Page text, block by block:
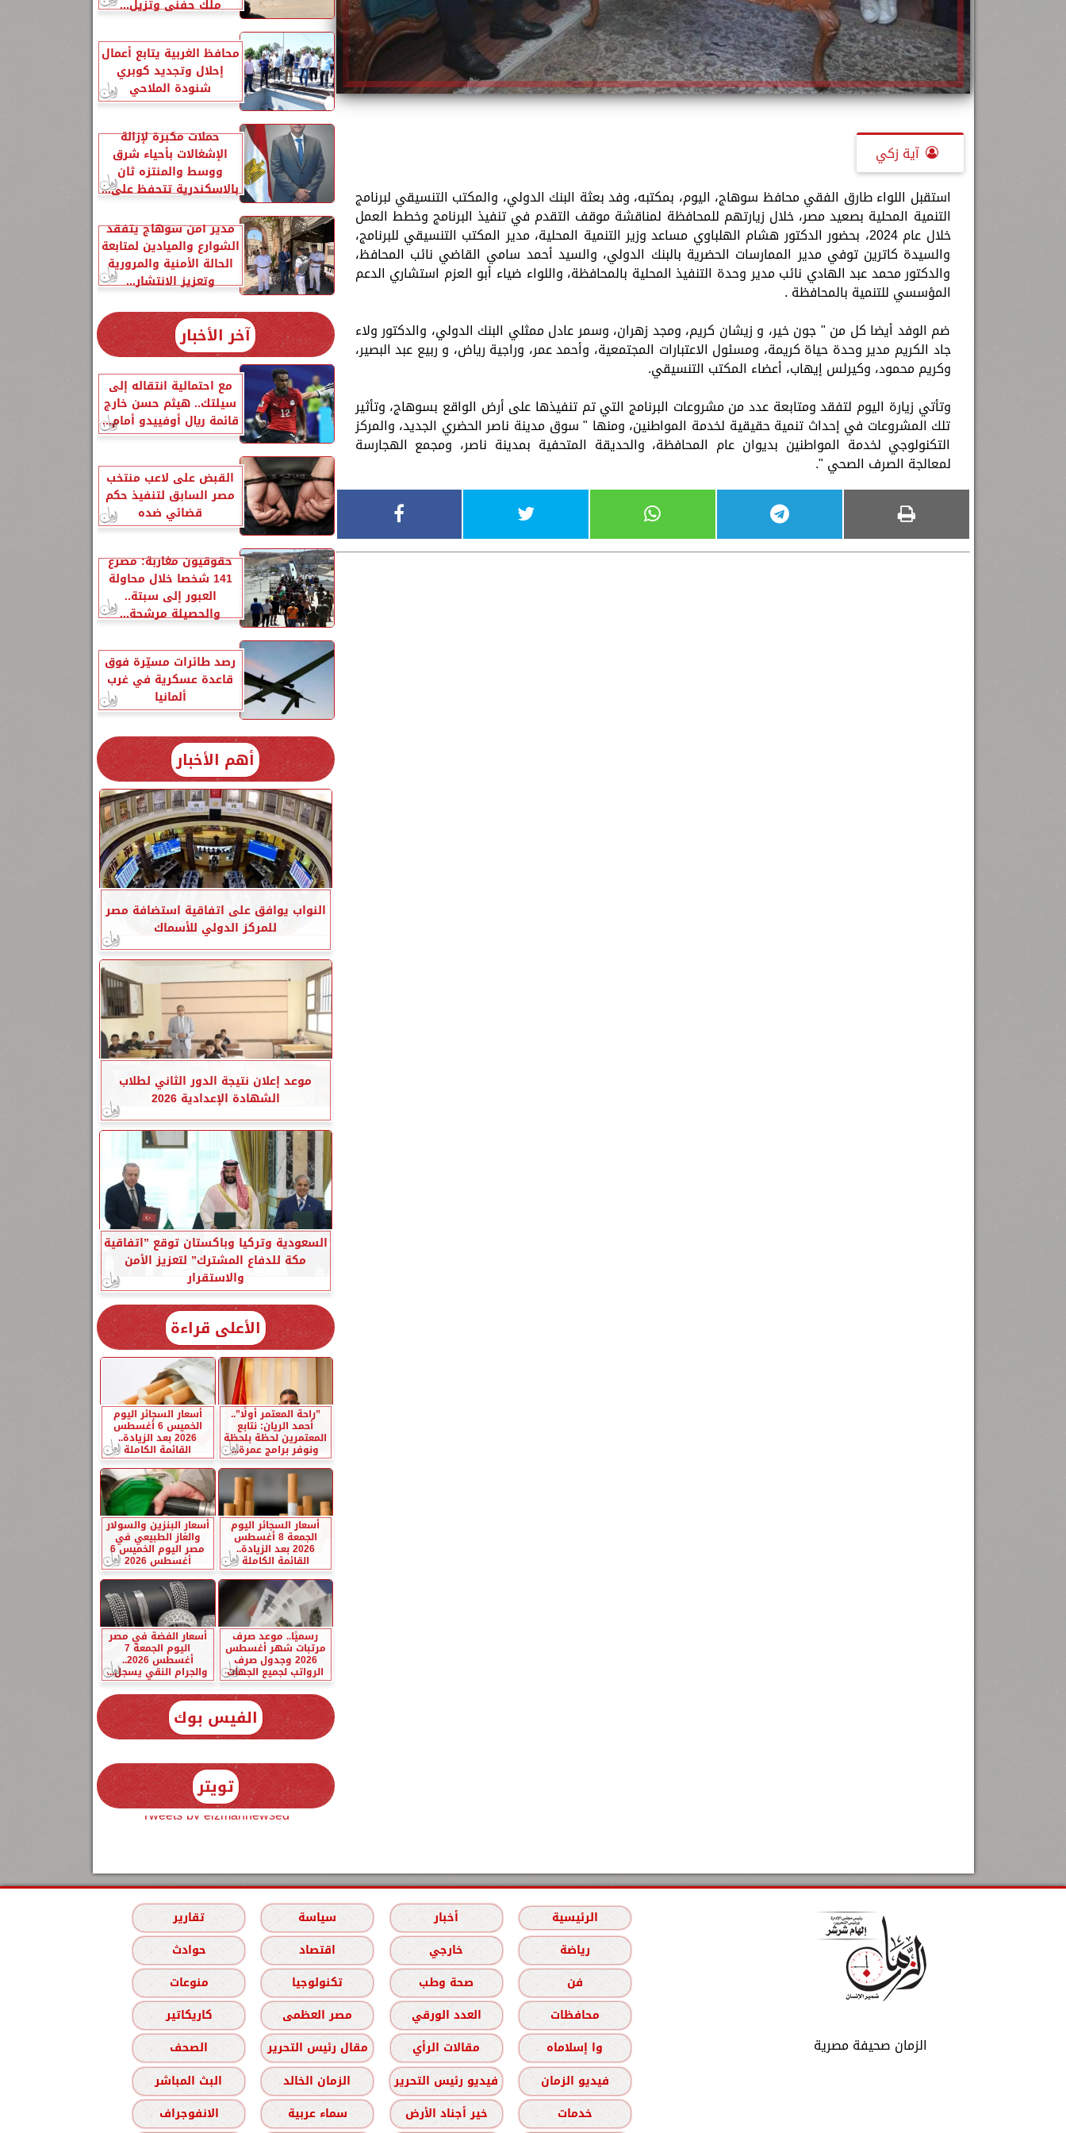
آية زكي
استقبل اللواء طارق الفقي محافظ سوهاج، اليوم، بمكتبه، وفد بعثة البنك الدولي، والمكتب التنسيقي لبرنامج
التنمية المحلية بصعيد مصر، خلال زيارتهم للمحافظة لمناقشة موقف التقدم في تنفيذ البرنامج وخطط العمل
خلال عام 2024، بحضور الدكتور هشام الهلباوي مساعد وزير التنمية المحلية، مدير المكتب التنسيقي للبرنامج،
والسيدة كاترين توفي مدير الممارسات الحضرية بالبنك الدولي، والسيد أحمد سامي القاضي نائب المحافظ،
والدكتور محمد عبد الهادي نائب مدير وحدة التنفيذ المحلية بالمحافظة، واللواء ضياء أبو العزم استشاري الدعم
المؤسسي للتنمية بالمحافظة .
ضم الوفد أيضا كل من " جون خير، و زيشان كريم، ومجد زهران، وسمر عادل ممثلي البنك الدولي، والدكتور ولاء
جاد الكريم مدير وحدة حياة كريمة، ومسئول الاعتبارات المجتمعية، وأحمد عمر، وراجية رياض، و ربيع عبد البصير،
وكريم محمود، وكيرلس إيهاب، أعضاء المكتب التنسيقي.
وتأتي زيارة اليوم لتفقد ومتابعة عدد من مشروعات البرنامج التي تم تنفيذها على أرض الواقع بسوهاج، وتأثير
تلك المشروعات في إحداث تنمية حقيقية لخدمة المواطنين، ومنها " سوق مدينة ناصر الحضري الجديد، والمركز
التكنولوجي لخدمة المواطنين بديوان عام المحافظة، والحديقة المتحفية بمدينة ناصر، ومجمع الهجارسة
لمعالجة الصرف الصحي ".
ملك حفني وتزيل...
محافظ الغربية يتابع أعمال
إحلال وتجديد كوبري
شنودة الملاحي
حملات مكبرة لإزالة
الإشغالات بأحياء شرق
ووسط والمنتزه ثان
بالاسكندرية تتحفظ على...
مدير أمن سوهاج يتفقد
الشوارع والميادين لمتابعة
الحالة الأمنية والمرورية
وتعزيز الانتشار...
آخر الأخبار
مع احتمالية انتقاله إلى
سيلتك.. هيثم حسن خارج
قائمة ريال أوفييدو أمام...
القبض على لاعب منتخب
مصر السابق لتنفيذ حكم
قضائي ضده
حقوقيون مغاربة: مصرع
141 شخصا خلال محاولة
العبور إلى سبتة..
والحصيلة مرشحة...
رصد طائرات مسيّرة فوق
قاعدة عسكرية في غرب
ألمانيا
أهم الأخبار
النواب يوافق على اتفاقية استضافة مصر
للمركز الدولي للأسماك
موعد إعلان نتيجة الدور الثاني لطلاب
الشهادة الإعدادية 2026
السعودية وتركيا وباكستان توقع ”اتفاقية
مكة للدفاع المشترك” لتعزيز الأمن
والاستقرار
الأعلى قراءة
”راحة المعتمر أولًا”..
أحمد الريان: نتابع
المعتمرين لحظة بلحظة
ونوفر برامج عمرة...
أسعار السجائر اليوم
الخميس 6 أغسطس
2026 بعد الزيادة..
القائمة الكاملة
أسعار السجائر اليوم
الجمعة 8 أغسطس
2026 بعد الزيادة..
القائمة الكاملة
أسعار البنزين والسولار
والغاز الطبيعي في
مصر اليوم الخميس 6
أغسطس 2026
رسميًا.. موعد صرف
مرتبات شهر أغسطس
2026 وجدول صرف
الرواتب لجميع الجهات
أسعار الفضة في مصر
اليوم الجمعة 7
أغسطس 2026..
والجرام النقي يسجل...
الفيس بوك
تويتر
Tweets by elzmannewseg
الزمان صحيفة مصرية
الرئيسية أخبار سياسة
تقارير
رياضة
خارجي اقتصاد
حوادث
فن
صحة وطب تكنولوجيا
منوعات
محافظات
العدد الورقي مصر العظمى
كاريكاتير
وا إسلاماه
مقالات الرأي مقال رئيس التحرير
الصحف
فيديو الزمان
فيديو رئيس التحرير الزمان الخالد
البث المباشر
خدمات
خير أجناد الأرض سماء عربية الانفوجراف